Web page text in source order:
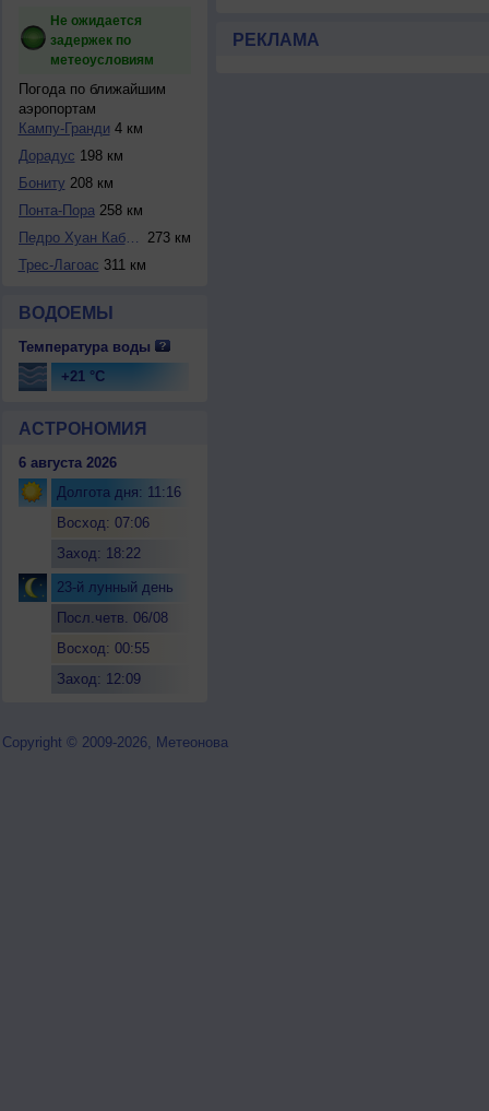
Не ожидается
задержек по
метеоусловиям
Погода по ближайшим
аэропортам
Кампу-Гранди 4 км
Дорадус 198 км
Бониту 208 км
Понта-Пора258 км
Педро Хуан Кабаль... 273 км
Трес-Лагоас 311 км
ВОДОЕМЫ
Температура воды
+21 °C
АСТРОНОМИЯ
6 августа 2026
Долгота дня: 11:16
Восход: 07:06
Заход: 18:22
23-й лунный день
Посл.четв. 06/08
Восход: 00:55
Заход: 12:09
РЕКЛАМА
Copyright © 2009-2026, Метеонова